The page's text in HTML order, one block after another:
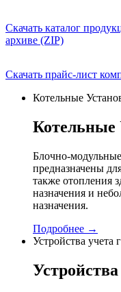
Скачать каталог
архиве (ZIP)
Скачать прайс-лист
Котельные
Котельные
Блочно-
предназначены
также отопления
назначения и
назначения.
Подробнее →
Устройства учета
Устройства